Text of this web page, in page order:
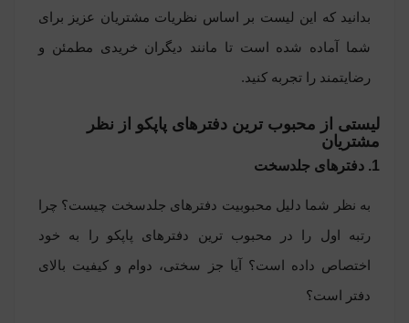
بدانید که این لیست بر اساس نظریات مشتریان عزیز برای
شما آماده شده است تا مانند دیگران خریدی مطمئن و
رضایتمند را تجربه کنید.
لیستی از محبوب ترین دفترهای پاپکو از نظر
مشتریان
1. دفترهای جلدسخت
به نظر شما دلیل محبوبیت دفترهای جلدسخت چیست؟ چرا
رتبه اول را در محبوب ترین دفترهای پاپکو را به خود
اختصاص داده است؟ آیا جز سختی، دوام و کیفیت بالای
دفتر است؟